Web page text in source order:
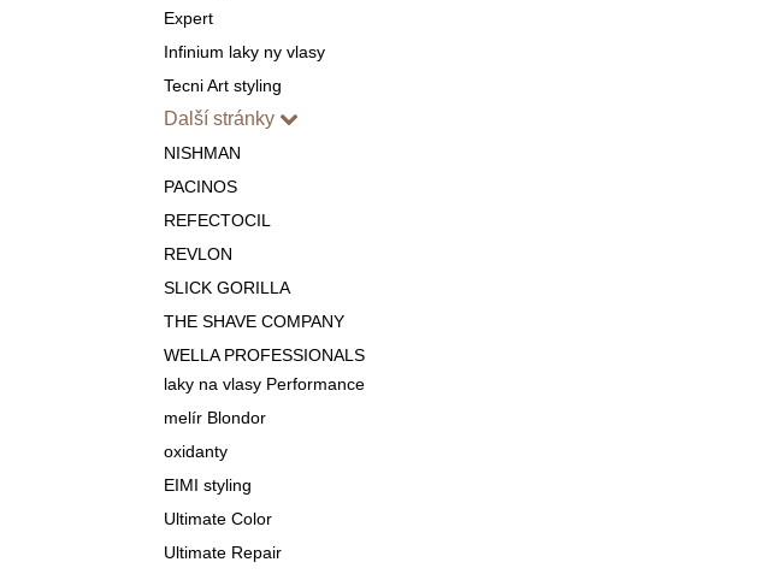
Expert
Infinium laky ny vlasy
Tecni Art styling
Další stránky
NISHMAN
PACINOS
REFECTOCIL
REVLON
SLICK GORILLA
THE SHAVE COMPANY
WELLA PROFESSIONALS
laky na vlasy Performance
melír Blondor
oxidanty
EIMI styling
Ultimate Color
Ultimate Repair